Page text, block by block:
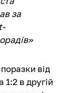
за
від
в другій